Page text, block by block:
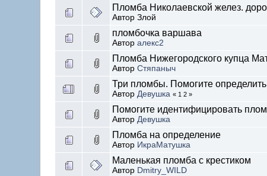
Пломба Николаевской желез.
Автор Злой
пломбочка варшава
Авторалекс2
Пломба Нижегородского купца
АвторСтяпаныч
Три пломбы. Помогите определить
АвторДевушка « 1 2 »
Помогите идентифицировать
АвторДевушка
Пломба на определение
Автор ИкраМатушка
Маленькая пломба с крестиком
Автор Dmitry_WILD